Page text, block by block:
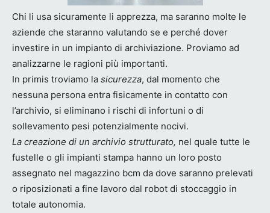
Chi li usa sicuramente li apprezza, ma saranno molte le
aziende che staranno valutando se e perché dover
investire in un impianto di archiviazione. Proviamo ad
analizzarne le ragioni più importanti.
In primis troviamo la sicurezza, dal momento che
nessuna persona entra fisicamente in contatto con
l’archivio, si eliminano i rischi di infortuni o di
sollevamento pesi potenzialmente nocivi.
La creazione di un archivio strutturato, nel quale tutte le
fustelle o gli impianti stampa hanno un loro posto
assegnato nel magazzino bcm da dove saranno prelevati
o riposizionati a fine lavoro dal robot di stoccaggio in
totale autonomia.